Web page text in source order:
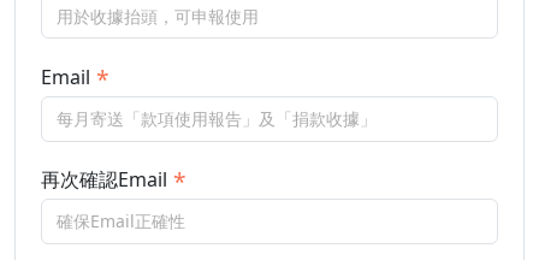
Email
再次確認Email